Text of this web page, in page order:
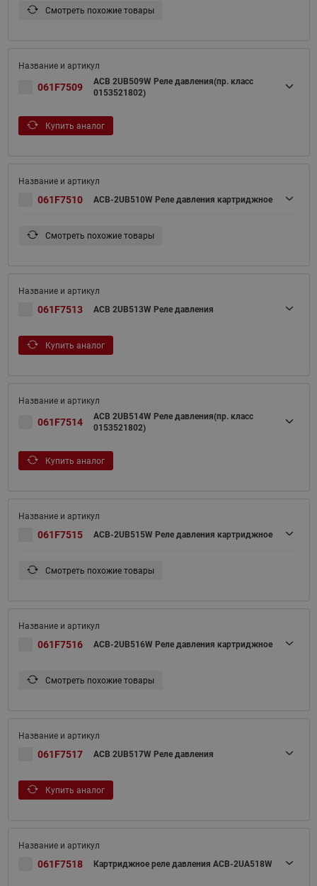
Смотреть похожие товары
061F7509
ACB 2UB509W Реле давления(пр. класс
0153521802)
Купить аналог
061F7510 ACB-2UB510W Реле давления картриджное
Смотреть похожие товары
061F7513 ACB 2UB513W Реле давления
Купить аналог
061F7514
ACB 2UB514W Реле давления(пр. класс
0153521802)
Купить аналог
061F7515 ACB-2UB515W Реле давления картриджное
Смотреть похожие товары
061F7516 ACB-2UB516W Реле давления картриджное
Смотреть похожие товары
061F7517 ACB 2UB517W Реле давления
Купить аналог
061F7518 Картриджное реле давления ACB-2UA518W